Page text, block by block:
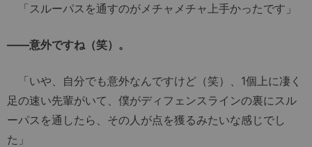
「スルーパスを通すのがメチャメチャ上手かったです」
――意外ですね（笑）。
「いや、自分でも意外なんですけど（笑）、1個上に凄く
足の速い先輩がいて、僕がディフェンスラインの裏にスル
ーパスを通したら、その人が点を獲るみたいな感じでし
た」